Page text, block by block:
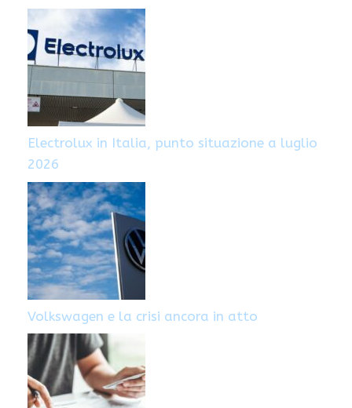
Electrolux in Italia, punto situazione a luglio
2026
Volkswagen e la crisi ancora in atto